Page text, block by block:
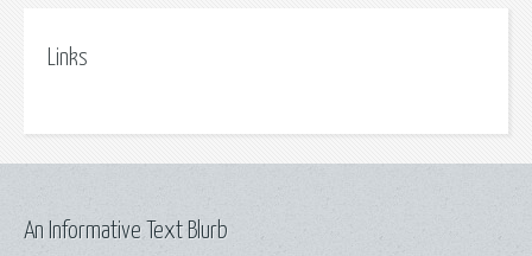
Links
An Informative Text Blurb